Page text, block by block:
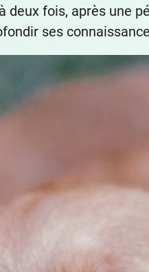
deux fois, après une
ses